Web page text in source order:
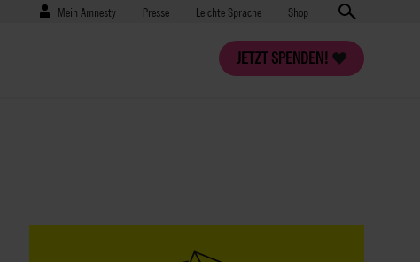
Benutzermenü
Mein Amnesty Presse
Presse Leichte Sprache Shop
JETZT SPENDEN!